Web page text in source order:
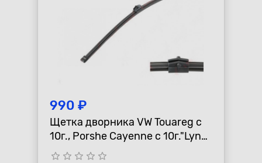
990 ₽
Щетка дворника VW Touareg с
10г., Porshe Cayenne с 10г."Lynx"
задняя
star_border star_border star_border star_border star_border